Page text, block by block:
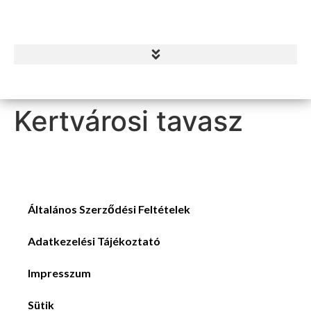
Kertvárosi tavasz
Általános Szerződési Feltételek
Adatkezelési Tájékoztató
Impresszum
Sütik